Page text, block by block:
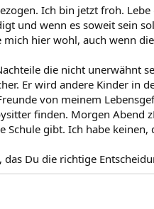
Ich bin jetzt froh.
und wenn es soweit sein
hier wohl, auch wenn
die nicht unerwähnt
Er wird andere Kinder in
von meinem
finden. Morgen Abend
Schule gibt. Ich habe
Du die richtige